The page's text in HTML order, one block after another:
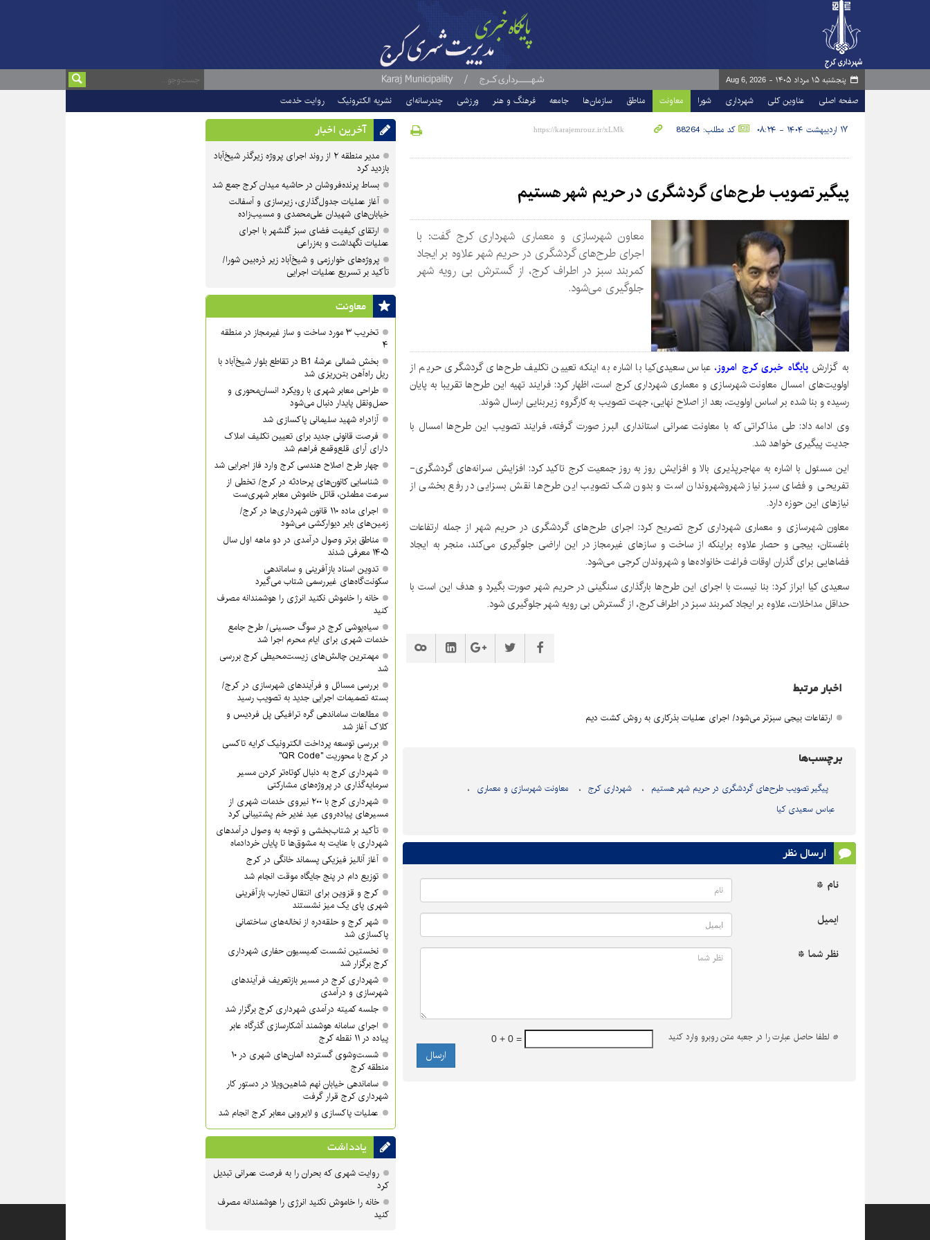
پنجشنبه ۱۵ مرداد ۱۴۰۵ - Aug 6, 2026
صفحه اصلی عناوین کلی شهرداری شورا معاونت مناطق سازمان‌ها جامعه فرهنگ و هنر ورزشی چندرسانه‌ای نشریه الکترونیک روایت خدمت
۱۷ اردیبهشت ۱۴۰۴ - ۰۸:۲۴ کد مطلب: 88264
پیگیر تصویب طرح‌های گردشگری در حریم شهر هستیم
معاون شهرسازی و معماری شهرداری کرج گفت: با
اجرای طرح‌های گردشگری در حریم شهر علاوه بر ایجاد
کمربند سبز در اطراف کرج، از گسترش بی رویه شهر
جلوگیری می‌شود.
به گزارشپایگاه خبری کرج امروز،عباس سعیدی‌کیا با اشاره به اینکه تعیین تکلیف طرح‌های گردشگری حریم از
اولویت‌های امسال معاونت شهرسازی و معماری شهرداری کرج است، اظهار کرد: فرایند تهیه این طرح‌ها تقریبا به پایان
رسیده و بنا شده بر اساس اولویت، بعد از اصلاح نهایی، جهت تصویب به کارگروه زیربنایی ارسال شوند.
وی ادامه داد: طی مذاکراتی که با معاونت عمرانی استانداری البرز صورت گرفته، فرایند تصویب این طرح‌ها امسال با
جدیت پیگیری خواهد شد.
این مسئول با اشاره به مهاجرپذیری بالا و افزایش روز به روز جمعیت کرج تاکید کرد: افزایش سرانه‌های گردشگری-
تفریحی و فضای سبز نیاز شهروشهروندان است و بدون شک تصویب این طرح‌ها نقش بسزایی در رفع بخشی از
نیازهای این حوزه دارد.
معاون شهرسازی و معماری شهرداری کرج تصریح کرد: اجرای طرح‌های گردشگری در حریم شهر از جمله ارتفاعات
باغستان، بیجی و حصار علاوه براینکه از ساخت و سازهای غیرمجاز در این اراضی جلوگیری می‌کند، منجر به ایجاد
فضاهایی برای گذران اوقات فراغت خانواده‌ها و شهروندان کرجی می‌شود.
سعیدی کیا ابراز کرد: بنا نیست با اجرای این طرح‌ها بارگذاری سنگینی در حریم شهر صورت بگیرد و هدف این است با
حداقل مداخلات، علاوه بر ایجاد کمربند سبز در اطراف کرج، از گسترش بی رویه شهر جلوگیری شود.
اخبار مرتبط
ارتفاعات بیجی سبزتر می‌شود/ اجرای عملیات بذرکاری به روش کشت دیم
برچسب‌ها
پیگیر تصویب طرح‌های گردشگری در حریم شهر هستیم شهرداری کرج
معاونت شهرسازی و معماری
عباس سعیدی کیا
ارسال نظر
نام *
ایمیل
نظر شما *
* لطفا حاصل عبارت را در جعبه متن روبرو وارد کنید 0 + 0 =
آخرین اخبار
مدیر منطقه ۲ از روند اجرای پروژه زیرگذر شیخ‌آباد
بازدید کرد
بساط پرنده‌فروشان در حاشیه میدان کرج جمع شد
آغاز عملیات جدول‌گذاری، زیرسازی و آسفالت
خیابان‌های شهیدان علی‌محمدی و مسیب‌زاده
ارتقای کیفیت فضای سبز گلشهر با اجرای
عملیات نگهداشت و به‌زراعی
پروژه‌های خوارزمی و شیخ‌آباد زیر ذره‌بین شورا/
تأکید بر تسریع عملیات اجرایی
معاونت
تخریب ۳ مورد ساخت و ساز غیرمجاز در منطقه
۴
بخش شمالی عرشهٔ B1 در تقاطع بلوار شیخ‌آباد با
ریل راه‌آهن بتن‌ریزی شد
طراحی معابر شهری با رویکرد انسان‌محوری و
حمل‌ونقل پایدار دنبال می‌شود
آزادراه شهید سلیمانی پاکسازی شد
فرصت قانونی جدید برای تعیین تکلیف املاک
دارای آرای قلع‌وقمع فراهم شد
چهار طرح اصلاح هندسی کرج وارد فاز اجرایی شد
شناسایی کانون‌های پرحادثه در کرج/ تخطی از
سرعت مطمئن، قاتل خاموش معابر شهری‌ست
اجرای ماده ۱۱۰ قانون شهرداری‌ها در کرج/
زمین‌های بایر دیوارکشی می‌شود
مناطق برتر وصول درآمدی در دو ماهه اول سال
۱۴۰۵ معرفی شدند
تدوین اسناد بازآفرینی و ساماندهی
سکونت‌گاه‌های غیررسمی شتاب می‌گیرد
خانه را خاموش نکنید انرژی را هوشمندانه مصرف
کنید
سیاه‌پوشی کرج در سوگ حسینی/ طرح جامع
خدمات شهری برای ایام محرم اجرا شد
مهمترین چالش‌های زیست‌محیطی کرج بررسی
شد
بررسی مسائل و فرآیندهای شهرسازی در کرج/
بسته تصمیمات اجرایی جدید به تصویب رسید
مطالعات ساماندهی گره ترافیکی پل فردیس و
کلاک آغاز شد
بررسی توسعه پرداخت الکترونیک کرایه تاکسی
در کرج با محوریت "QR Code"
شهرداری کرج به دنبال کوتاه‌تر کردن مسیر
سرمایه‌گذاری در پروژه‌های مشارکتی
شهرداری کرج با ۲۰۰ نیروی خدمات شهری از
مسیرهای پیاده‌روی عید غدیر خم پشتیبانی کرد
تأکید بر شتاب‌بخشی و توجه به وصول درآمدهای
شهرداری با عنایت به مشوق‌ها تا پایان خردادماه
آغاز آنالیز فیزیکی پسماند خانگی در کرج
توزیع دام در پنج جایگاه موقت انجام شد
کرج و قزوین برای انتقال تجارب بازآفرینی
شهری پای یک میز نشستند
شهر کرج و حلقه‌دره از نخاله‌های ساختمانی
پاکسازی شد
نخستین نشست کمیسیون حفاری شهرداری
کرج برگزار شد
شهرداری کرج در مسیر بازتعریف فرآیندهای
شهرسازی و درآمدی
جلسه کمیته درآمدی شهرداری کرج برگزار شد
اجرای سامانه هوشمند آشکارسازی گذرگاه عابر
پیاده در ۱۱ نقطه کرج
شست‌وشوی گسترده المان‌های شهری در ۱۰
منطقه کرج
ساماندهی خیابان نهم شاهین‌ویلا در دستور کار
شهرداری کرج قرار گرفت
عملیات پاکسازی و لایروبی معابر کرج انجام شد
یادداشت
روایت شهری که بحران را به فرصت عمرانی تبدیل
کرد
خانه را خاموش نکنید انرژی را هوشمندانه مصرف
کنید